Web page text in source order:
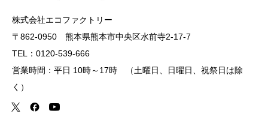
株式会社エコファクトリー
〒862-0950 熊本県熊本市中央区水前寺2-17-7
TEL：0120-539-666
営業時間：平日 10時～17時 （土曜日、日曜日、祝祭日は除
く）